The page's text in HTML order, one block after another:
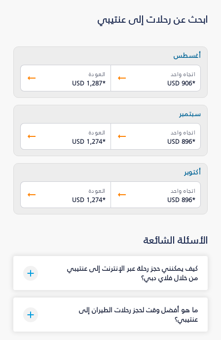
ابحث عن رحلات إلى عنتيبي
أغسطس
اتجاه واحد
USD 906*
العودة
USD 1,287*
سبتمبر
اتجاه واحد
USD 896*
العودة
USD 1,274*
أكتوبر
اتجاه واحد
USD 896*
العودة
USD 1,274*
الأسئلة الشائعة
كيف يمكنني حجز رحلة عبر الإنترنت إلى عنتيبي
من خلال فلاي دبي؟
ما هو أفضل وقت لحجز رحلات الطيران إلى
عنتيبي؟